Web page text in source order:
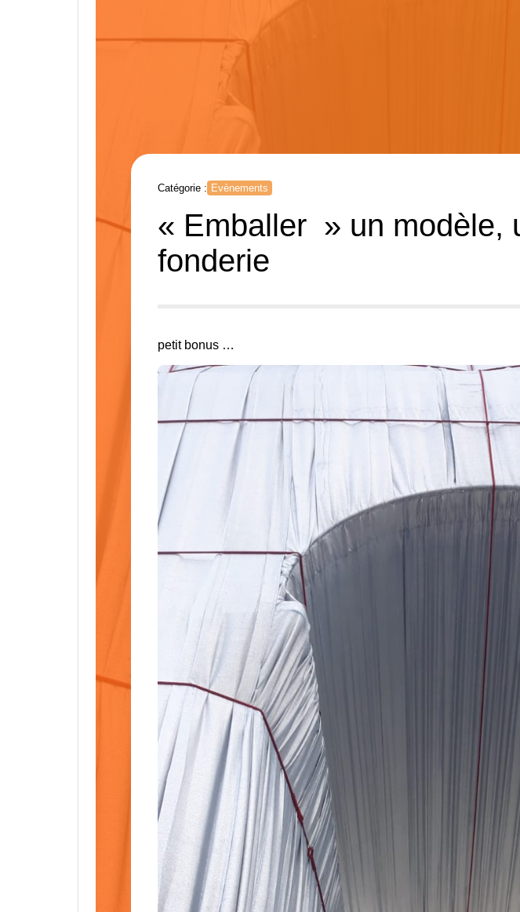
Catégorie : Evènements
« Emballer » un modèle,
fonderie
petit bonus …